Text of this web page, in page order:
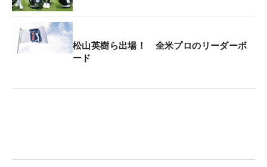
「ダメでもすぐに試合があるっていう気持ちの切り
替えや、ルーキーで初めてのコースが多いなかでい
ろんなことを吸収しながらやらないといけないこと
に苦戦しています。まずは予選を通過して、毎週、
松山英樹ら出場！ 全米プロのリーダーボ
ード